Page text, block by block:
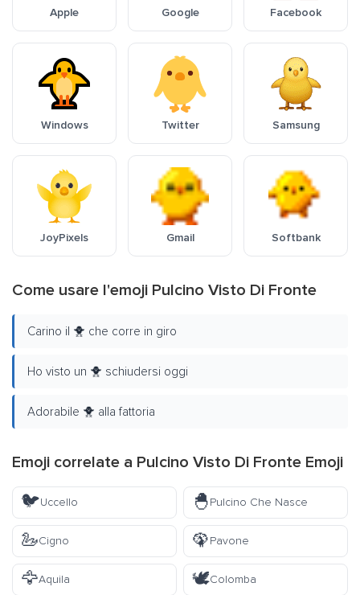
Apple Google Facebook
Windows Twitter Samsung
JoyPixels Gmail Softbank
Come usare l'emoji Pulcino Visto Di Fronte
Carino il 🐥 che corre in giro
Ho visto un 🐥 schiudersi oggi
Adorabile 🐥 alla fattoria
Emoji correlate a Pulcino Visto Di Fronte Emoji
🐦Uccello 🐣Pulcino Che Nasce
🦢Cigno 🦚Pavone
🦅Aquila 🕊️Colomba